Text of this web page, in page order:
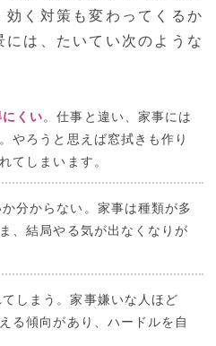
効く対策も変わってくるか
には、たいてい次のような
くい。仕事と違い、家事には
やろうと思えば窓拭きも作り
てしまいます。
分からない。家事は種類が多
、結局やる気が出なくなりが
しまう。家事嫌いな人ほど
る傾向があり、ハードルを自